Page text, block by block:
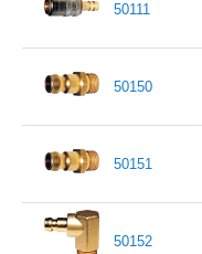
50111
50150
50151
50152